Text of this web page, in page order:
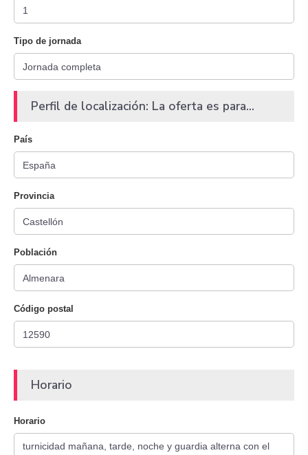
Tipo de jornada
Perfil de localización: La oferta es para...
País
Provincia
Población
Código postal
Horario
Horario